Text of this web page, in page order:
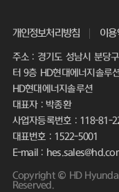
개인정보처리방침 이용
주소 : 경기도 성남시 분당
터 9층 HD현대에너지솔루
HD현대에너지솔루션
대표자 : 박종환
사업자등록번호 : 118-81-
대표번호 : 1522-5001
E-mail :
Copyright © HD
Reserved.